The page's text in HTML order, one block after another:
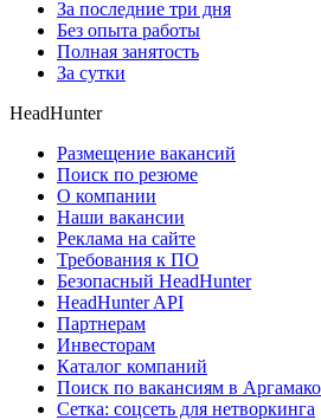
За последние три дня
Без опыта работы
Полная занятость
За сутки
HeadHunter
Размещение вакансий
Поиск по резюме
О компании
Наши вакансии
Реклама на сайте
Требования к ПО
Безопасный HeadHunter
HeadHunter API
Партнерам
Инвесторам
Каталог компаний
Поиск по вакансиям в
Сетка: соцсеть для нетворкинга